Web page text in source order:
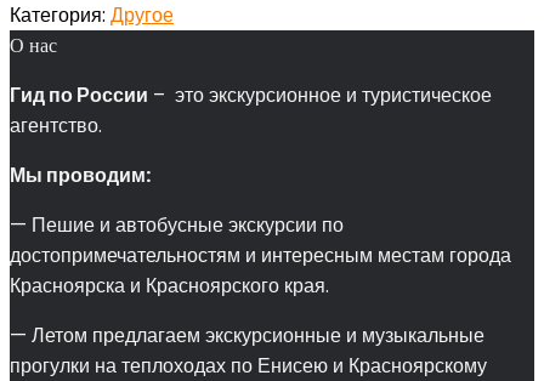
Категория: Другое
О нас
Гид по России – это экскурсионное и туристическое
агентство.
Мы проводим:
— Пешие и автобусные экскурсии по
достопримечательностям и интересным местам города
Красноярска и Красноярского края.
— Летом предлагаем экскурсионные и музыкальные
прогулки на теплоходах по Енисею и Красноярскому